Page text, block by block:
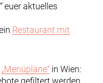
euer aktuelles
Restaurant mit
„Menüpläne“ in Wien:
gefiltert werden